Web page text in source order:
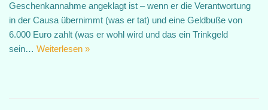
Geschenkannahme angeklagt ist – wenn er die Verantwortung
in der Causa übernimmt (was er tat) und eine Geldbuße von
6.000 Euro zahlt (was er wohl wird und das ein Trinkgeld
sein… Weiterlesen »